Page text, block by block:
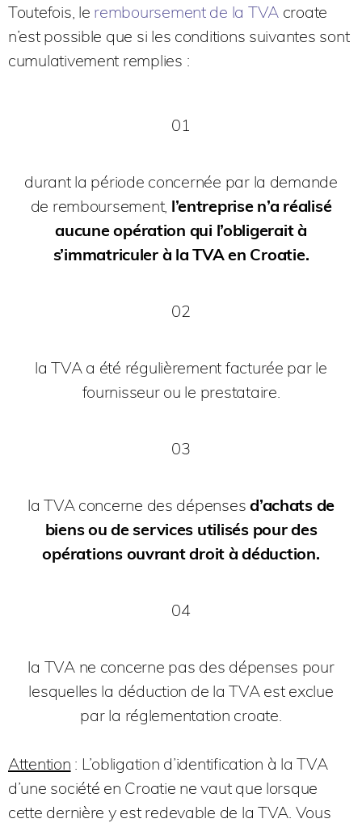
Toutefois, le remboursement de la TVA croate
n’est possible que si les conditions suivantes sont
cumulativement remplies :
01
durant la période concernée par la demande
de remboursement, l’entreprise n’a réalisé
aucune opération qui l’obligerait à
s’immatriculer à la TVA en Croatie.
02
la TVA a été régulièrement facturée par le
fournisseur ou le prestataire.
03
la TVA concerne des dépensesd’achats de
biens ou de services utilisés pour des
opérations ouvrant droit à déduction.
04
la TVA ne concerne pas des dépenses pour
lesquelles la déduction de la TVA est exclue
par la réglementation croate.
Attention : L’obligation d’identification à la TVA
d’une société en Croatie ne vaut que lorsque
cette dernière y est redevable de la TVA. Vous